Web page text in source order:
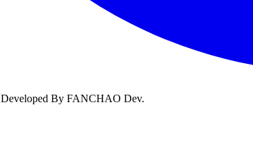
Developed By FANCHAO Dev.